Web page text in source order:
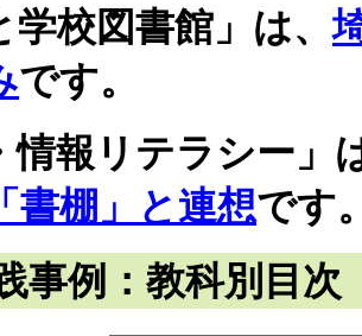
学校図書館」は、
です。
情報リテラシー」
書棚」と連想です
事例：教科別目次